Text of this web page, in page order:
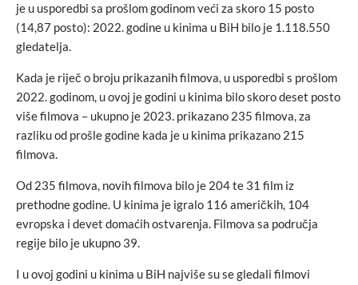
je u usporedbi sa prošlom godinom veći za skoro 15 posto
(14,87 posto): 2022. godine u kinima u BiH bilo je 1.118.550
gledatelja.
Kada je riječ o broju prikazanih filmova, u usporedbi s prošlom
2022. godinom, u ovoj je godini u kinima bilo skoro deset posto
više filmova – ukupno je 2023. prikazano 235 filmova, za
razliku od prošle godine kada je u kinima prikazano 215
filmova.
Od 235 filmova, novih filmova bilo je 204 te 31 film iz
prethodne godine. U kinima je igralo 116 američkih, 104
evropska i devet domaćih ostvarenja. Filmova sa područja
regije bilo je ukupno 39.
I u ovoj godini u kinima u BiH najviše su se gledali filmovi